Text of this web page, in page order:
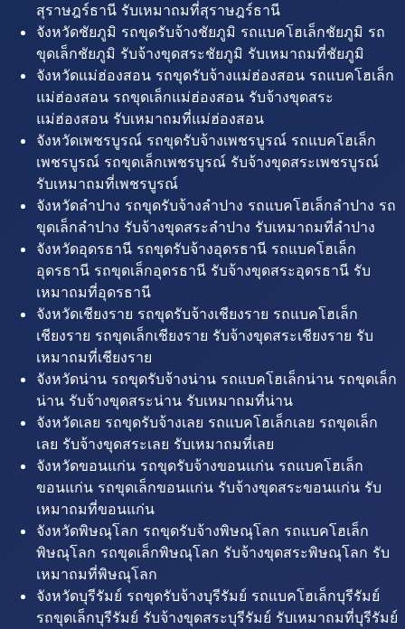
สุราษฎร์ธานี รับเหมาถมที่สุราษฎร์ธานี
จังหวัดชัยภูมิ รถขุดรับจ้างชัยภูมิ รถแบคโฮเล็กชัยภูมิ รถ
ขุดเล็กชัยภูมิ รับจ้างขุดสระชัยภูมิ รับเหมาถมที่ชัยภูมิ
จังหวัดแม่ฮ่องสอน รถขุดรับจ้างแม่ฮ่องสอน รถแบคโฮเล็ก
แม่ฮ่องสอน รถขุดเล็กแม่ฮ่องสอน รับจ้างขุดสระ
แม่ฮ่องสอน รับเหมาถมที่แม่ฮ่องสอน
จังหวัดเพชรบูรณ์ รถขุดรับจ้างเพชรบูรณ์ รถแบคโฮเล็ก
เพชรบูรณ์ รถขุดเล็กเพชรบูรณ์ รับจ้างขุดสระเพชรบูรณ์
รับเหมาถมที่เพชรบูรณ์
จังหวัดลำปาง รถขุดรับจ้างลำปาง รถแบคโฮเล็กลำปาง รถ
ขุดเล็กลำปาง รับจ้างขุดสระลำปาง รับเหมาถมที่ลำปาง
จังหวัดอุดรธานี รถขุดรับจ้างอุดรธานี รถแบคโฮเล็ก
อุดรธานี รถขุดเล็กอุดรธานี รับจ้างขุดสระอุดรธานี รับ
เหมาถมที่อุดรธานี
จังหวัดเชียงราย รถขุดรับจ้างเชียงราย รถแบคโฮเล็ก
เชียงราย รถขุดเล็กเชียงราย รับจ้างขุดสระเชียงราย รับ
เหมาถมที่เชียงราย
จังหวัดน่าน รถขุดรับจ้างน่าน รถแบคโฮเล็กน่าน รถขุดเล็ก
น่าน รับจ้างขุดสระน่าน รับเหมาถมที่น่าน
จังหวัดเลย รถขุดรับจ้างเลย รถแบคโฮเล็กเลย รถขุดเล็ก
เลย รับจ้างขุดสระเลย รับเหมาถมที่เลย
จังหวัดขอนแก่น รถขุดรับจ้างขอนแก่น รถแบคโฮเล็ก
ขอนแก่น รถขุดเล็กขอนแก่น รับจ้างขุดสระขอนแก่น รับ
เหมาถมที่ขอนแก่น
จังหวัดพิษณุโลก รถขุดรับจ้างพิษณุโลก รถแบคโฮเล็ก
พิษณุโลก รถขุดเล็กพิษณุโลก รับจ้างขุดสระพิษณุโลก รับ
เหมาถมที่พิษณุโลก
จังหวัดบุรีรัมย์ รถขุดรับจ้างบุรีรัมย์ รถแบคโฮเล็กบุรีรัมย์
รถขุดเล็กบุรีรัมย์ รับจ้างขุดสระบุรีรัมย์ รับเหมาถมที่บุรีรัมย์